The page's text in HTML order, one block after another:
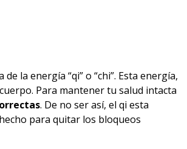
la energía “qi” o “chi”. Esta energía,
Para mantener tu salud intacta
. De no ser así, el qi esta
para quitar los bloqueos